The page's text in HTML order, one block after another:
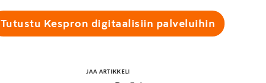
Tutustu Kespron digitaalisiin palveluihin
JAA ARTIKKELI